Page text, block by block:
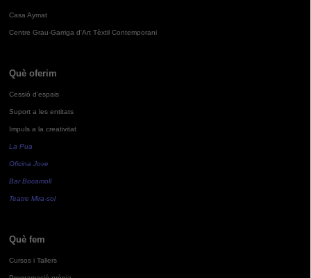
Casa Aymat
Centre Grau-Garriga d'Art Tèxtil Contemporani
Què oferim
Cessió d'espais
Suport a les entitats
Impuls a la creativitat
La Pua
Oficina Jove
Bar Bocamoll
Teatre Mira-sol
Què fem
Cursos i Tallers